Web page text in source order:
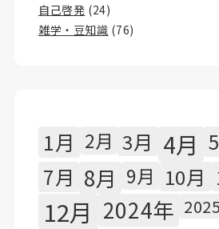
自己啓発 (24)
雑学・豆知識 (76)
1月 2月 3月 4月
7月 8月 9月 10月
12月 2024年